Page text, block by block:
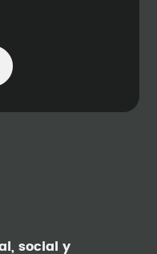
social y